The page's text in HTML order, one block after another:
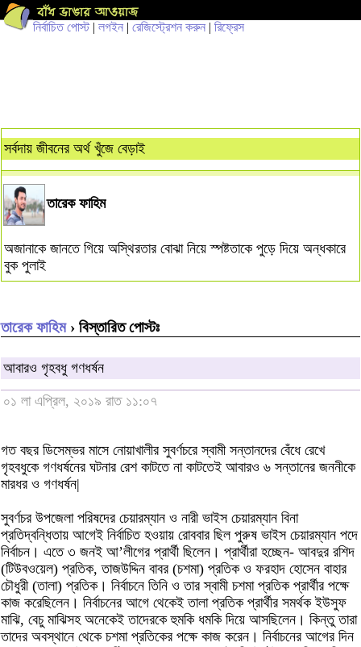
নির্বাচিত পোস্ট| লগইন | রেজিস্ট্রেশন করুন | রিফ্রেস
সর্বদায় জীবনের অর্থ খুঁজে বেড়াই
তারেক ফাহিম
অজানাকে জানতে গিয়ে অস্থিরতার বোঝা নিয়ে স্পষ্টতাকে পুড়ে দিয়ে অন্ধকারে
বুক পুলাই
তারেক ফাহিম› বিস্তারিত পোস্টঃ
আবারও গৃহবধু গণধর্ষন
০১ লা এপ্রিল, ২০১৯ রাত ১১:০৭
গত বছর ডিসেম্ভর মাসে নোয়াখালীর সুবর্ণচরে স্বামী সন্তানদের বেঁধে রেখে
গৃহবধুকে গণধর্ষনের ঘটনার রেশ কাটতে না কাটতেই আবারও ৬ সন্তানের জননীকে
মারধর ও গণধর্ষন|
সুবর্ণচর উপজেলা পরিষদের চেয়ারম্যান ও নারী ভাইস চেয়ারম্যান বিনা
প্রতিদ্বন্ধিতায় আগেই নির্বাচিত হওয়ায় রোববার ছিল পুরুষ ভাইস চেয়ারম্যান পদে
নির্বাচন। এতে ৩ জনই আ’লীগের প্রার্থী ছিলেন। প্রার্থীরা হচ্ছেন- আবদুর রশিদ
(টিউবওয়েল) প্রতিক, তাজউদ্দিন বাবর (চশমা) প্রতিক ও ফরহাদ হোসেন বাহার
চৌধুরী (তালা) প্রতিক। নির্বাচনে তিনি ও তার স্বামী চশমা প্রতিক প্রার্থীর পক্ষে
কাজ করেছিলেন। নির্বাচনের আগে থেকেই তালা প্রতিক প্রার্থীর সমর্থক ইউসুফ
মাঝি, বেচু মাঝিসহ অনেকেই তাদেরকে হুমকি ধমকি দিয়ে আসছিলেন। কিন্তু তারা
তাদের অবস্থানে থেকে চশমা প্রতিকের পক্ষে কাজ করেন। নির্বাচনের আগের দিন